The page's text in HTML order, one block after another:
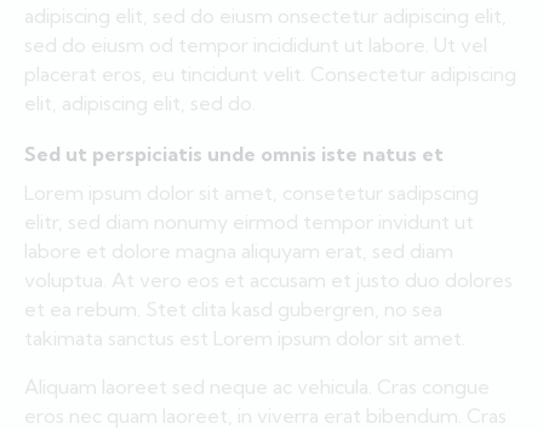
adipiscing elit, sed do eiusm onsectetur adipiscing elit,
sed do eiusm od tempor incididunt ut labore. Ut vel
placerat eros, eu tincidunt velit. Consectetur adipiscing
elit, adipiscing elit, sed do.
Sed ut perspiciatis unde omnis iste natus et
Lorem ipsum dolor sit amet, consetetur sadipscing
elitr, sed diam nonumy eirmod tempor invidunt ut
labore et dolore magna aliquyam erat, sed diam
voluptua. At vero eos et accusam et justo duo dolores
et ea rebum. Stet clita kasd gubergren, no sea
takimata sanctus est Lorem ipsum dolor sit amet.
Aliquam laoreet sed neque ac vehicula. Cras congue
eros nec quam laoreet, in viverra erat bibendum. Cras